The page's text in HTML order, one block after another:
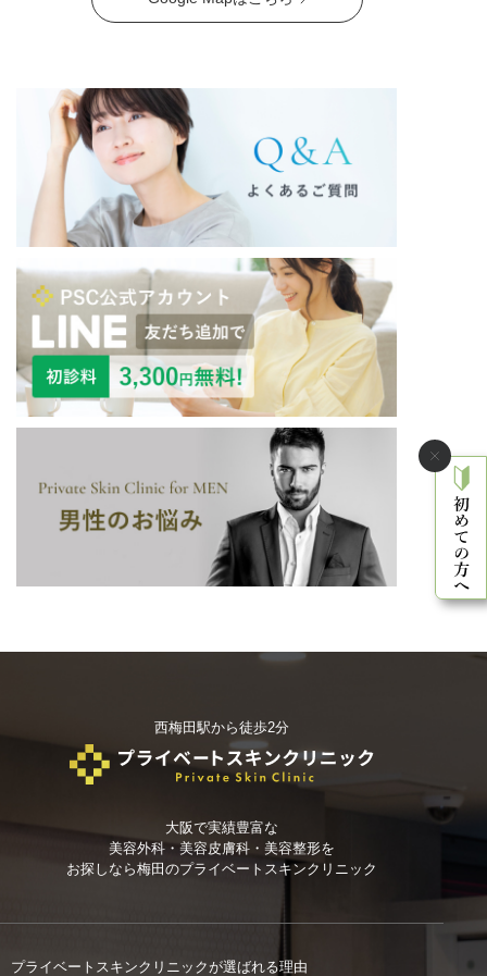
西梅田駅から徒歩2分
大阪で実績豊富な
美容外科・美容皮膚科・美容整形を
お探しなら梅田のプライベートスキンクリニック
プライベートスキンクリニックが選ばれる理由